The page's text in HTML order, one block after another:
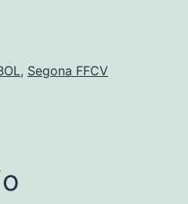
, Segona FFCV